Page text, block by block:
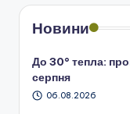
Новини
До 30° тепла:
серпня
06.08.2026